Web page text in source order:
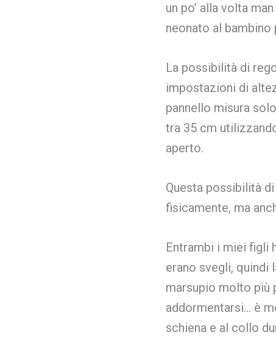
un po’ alla volta
neonato al bambino
La possibilità di
impostazioni di
pannello misura
tra 35 cm
aperto.
Questa possibilità
fisicamente, ma
Entrambi i miei figli
erano svegli, quindi
marsupio molto più
addormentarsi… è
schiena e al collo